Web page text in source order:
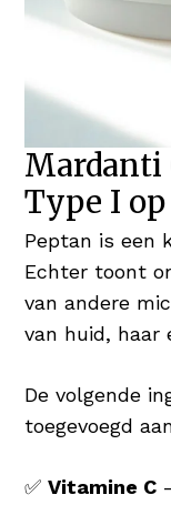
Mardanti
Type I
Peptan is een
Echter toont
van andere
van huid, haar
De volgende
toegevoegd
✅Vitamine C